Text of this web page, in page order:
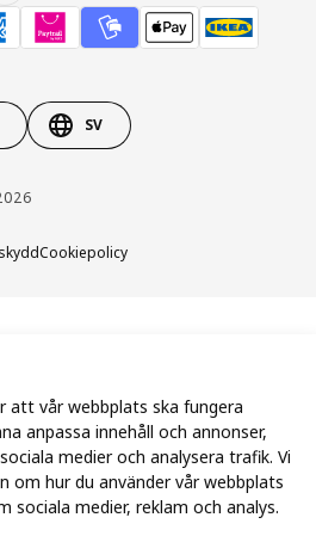
SV
Cookiepolicy
att vår webbplats ska fungera
anpassa innehåll och annonser,
medier och analysera trafik. Vi
om hur du använder vår webbplats
sociala medier, reklam och analys.